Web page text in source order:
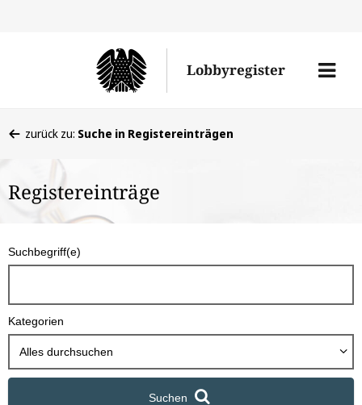
den
Lobbyregister
Menü
befinden
hier:
zurück zu: Suche in Registereinträgen
Registereinträge
u
h
b
x
Suchbegriff(e)
Kategorien
Alles durchsuchen
Suchen